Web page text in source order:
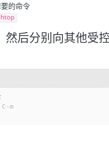
的命令
后分别向其他受
C-m